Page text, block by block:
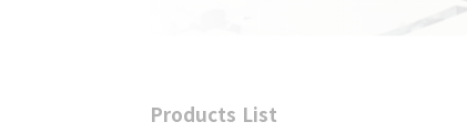
Products List